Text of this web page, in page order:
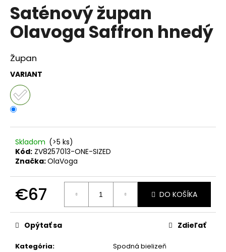
produktu
je
0,0
z
hviezdičiek.
Saténový župan
Olavoga Saffron hnedý
Župan
VARIANT
Skladom (>5 ks)
Kód: ZV8257013-ONE-SIZED
Značka:OlaVoga
€67 DO KOŠÍKA
Kategória:
Spodná bielizeň
Opýtať sa Zdieľať
d
p
o
ú
a
m
e
KOMPLET
LA
BALANCIA
CALVI
ĽAN
DOLCE
PINK
€74